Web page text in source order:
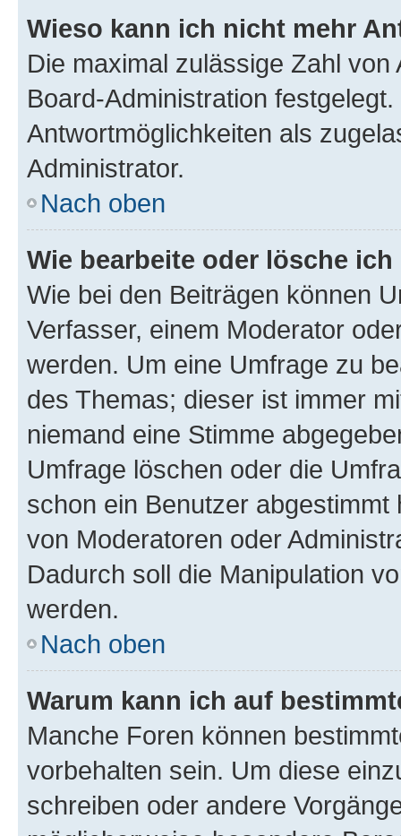
Wieso kann ich nicht mehr
Die maximal zulässige Zahl
Board-Administration
Antwortmöglichkeiten als
Administrator.
Nach oben
Wie bearbeite oder lösche
Wie bei den Beiträgen können
Verfasser, einem Moderator
werden. Um eine Umfrage zu
des Themas; dieser ist immer
niemand eine Stimme
Umfrage löschen oder die
schon ein Benutzer
von Moderatoren oder
Dadurch soll die Manipulation
werden.
Nach oben
Warum kann ich auf
Manche Foren können
vorbehalten sein. Um diese
schreiben oder andere